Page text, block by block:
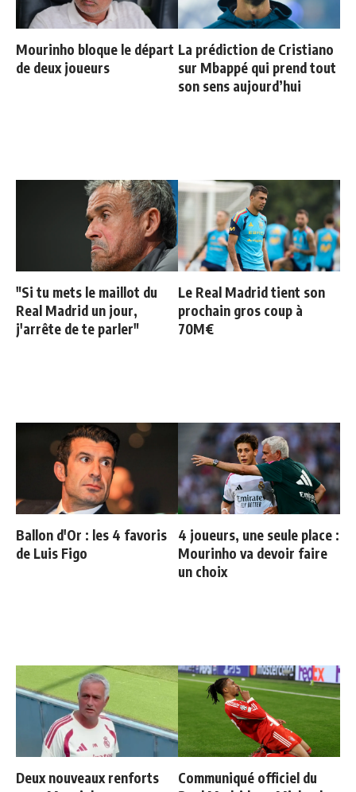
Mourinho bloque le départ
de deux joueurs
La prédiction de Cristiano
sur Mbappé qui prend tout
son sens aujourd’hui
"Si tu mets le maillot du
Real Madrid un jour,
j'arrête de te parler"
Le Real Madrid tient son
prochain gros coup à
70M€
Ballon d'Or : les 4 favoris
de Luis Figo
4 joueurs, une seule place :
Mourinho va devoir faire
un choix
Deux nouveaux renforts
Communiqué officiel du